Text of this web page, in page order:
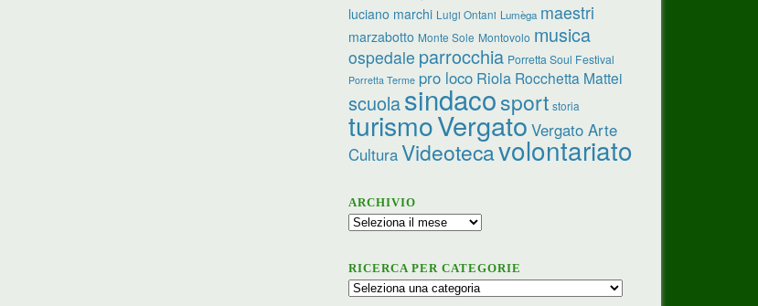
luciano marchi Luigi Ontani Lumèga maestri
marzabotto Monte Sole Montovolo musica
ospedale parrocchia Porretta Soul Festival
Porretta Terme pro loco Riola Rocchetta Mattei
scuolasindacosport storia
turismoVergato Vergato Arte
CulturaVideotecavolontariato
ARCHIVIO
Archivio
RICERCA PER CATEGORIE
Ricerca